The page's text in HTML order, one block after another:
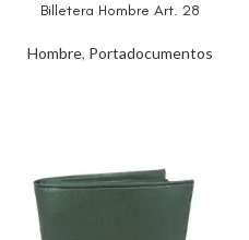
Billetera Hombre Art. 28
Hombre, Portadocumentos